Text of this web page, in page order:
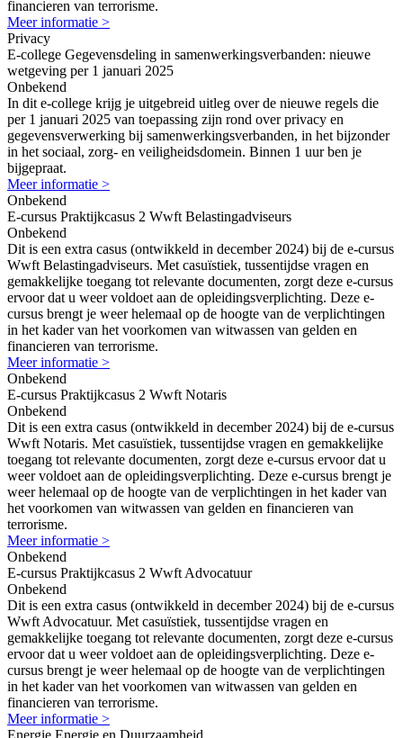
financieren van terrorisme.
Meer informatie >
Privacy
E-college Gegevensdeling in samenwerkingsverbanden: nieuwe
wetgeving per 1 januari 2025
Onbekend
In dit e-college krijg je uitgebreid uitleg over de nieuwe regels die
per 1 januari 2025 van toepassing zijn rond over privacy en
gegevensverwerking bij samenwerkingsverbanden, in het bijzonder
in het sociaal, zorg- en veiligheidsdomein. Binnen 1 uur ben je
bijgepraat.
Meer informatie >
Onbekend
E-cursus Praktijkcasus 2 Wwft Belastingadviseurs
Onbekend
Dit is een extra casus (ontwikkeld in december 2024) bij de e-cursus
Wwft Belastingadviseurs. Met casuïstiek, tussentijdse vragen en
gemakkelijke toegang tot relevante documenten, zorgt deze e-cursus
ervoor dat u weer voldoet aan de opleidingsverplichting. Deze e-
cursus brengt je weer helemaal op de hoogte van de verplichtingen
in het kader van het voorkomen van witwassen van gelden en
financieren van terrorisme.
Meer informatie >
Onbekend
E-cursus Praktijkcasus 2 Wwft Notaris
Onbekend
Dit is een extra casus (ontwikkeld in december 2024) bij de e-cursus
Wwft Notaris. Met casuïstiek, tussentijdse vragen en gemakkelijke
toegang tot relevante documenten, zorgt deze e-cursus ervoor dat u
weer voldoet aan de opleidingsverplichting. Deze e-cursus brengt je
weer helemaal op de hoogte van de verplichtingen in het kader van
het voorkomen van witwassen van gelden en financieren van
terrorisme.
Meer informatie >
Onbekend
E-cursus Praktijkcasus 2 Wwft Advocatuur
Onbekend
Dit is een extra casus (ontwikkeld in december 2024) bij de e-cursus
Wwft Advocatuur. Met casuïstiek, tussentijdse vragen en
gemakkelijke toegang tot relevante documenten, zorgt deze e-cursus
ervoor dat u weer voldoet aan de opleidingsverplichting. Deze e-
cursus brengt je weer helemaal op de hoogte van de verplichtingen
in het kader van het voorkomen van witwassen van gelden en
financieren van terrorisme.
Meer informatie >
Energie,Energie en Duurzaamheid